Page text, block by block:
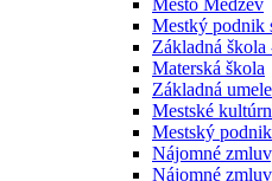
Mesto Medzev
Mestký podnik
Základná
Materská škola
Základná
Mestské
Mestský
Nájomné
Nájomné